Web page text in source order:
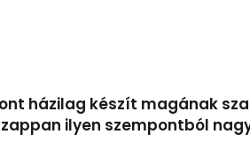
házilag készít magának
ilyen szempontból